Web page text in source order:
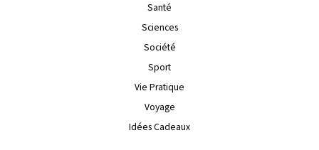
Santé
Sciences
Société
Sport
Vie Pratique
Voyage
Idées Cadeaux